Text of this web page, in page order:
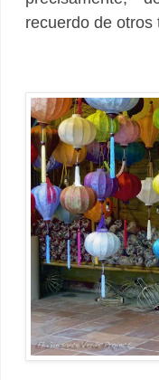
recuerdo de otros